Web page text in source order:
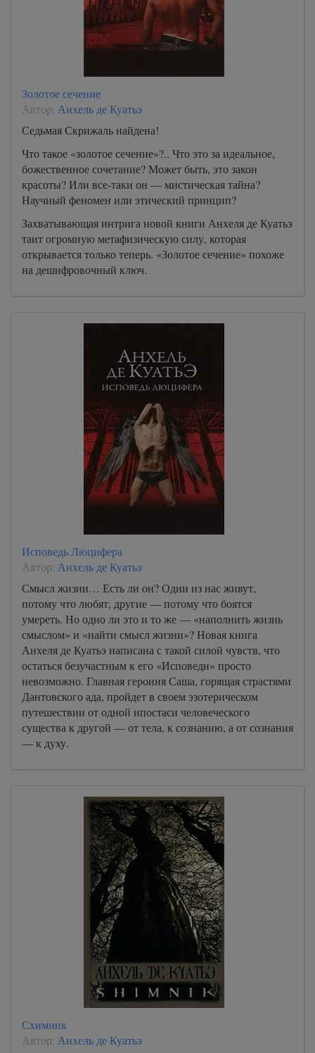
Золотое сечение
Автор: Анхель де Куатьэ
Седьмая Скрижаль найдена!
Что такое «золотое сечение»?.. Что это за идеальное,
божественное сочетание? Может быть, это закон
красоты? Или все-таки он — мистическая тайна?
Научный феномен или этический принцип?
Захватывающая интрига новой книги Анхеля де Куатьэ
таит огромную метафизическую силу, которая
открывается только теперь. «Золотое сечение» похоже
на дешифровочный ключ.
Исповедь Люцифера
Автор: Анхель де Куатьэ
Смысл жизни… Есть ли он? Одни из нас живут,
потому что любят, другие — потому что боятся
умереть. Но одно ли это и то же — «наполнить жизнь
смыслом» и «найти смысл жизни»? Новая книга
Анхеля де Куатьэ написана с такой силой чувств, что
остаться безучастным к его «Исповеди» просто
невозможно. Главная героиня Саша, горящая страстями
Дантовского ада, пройдет в своем эзотерическом
путешествии от одной ипостаси человеческого
существа к другой — от тела, к сознанию, а от сознания
— к духу.
Схимник
Автор: Анхель де Куатьэ